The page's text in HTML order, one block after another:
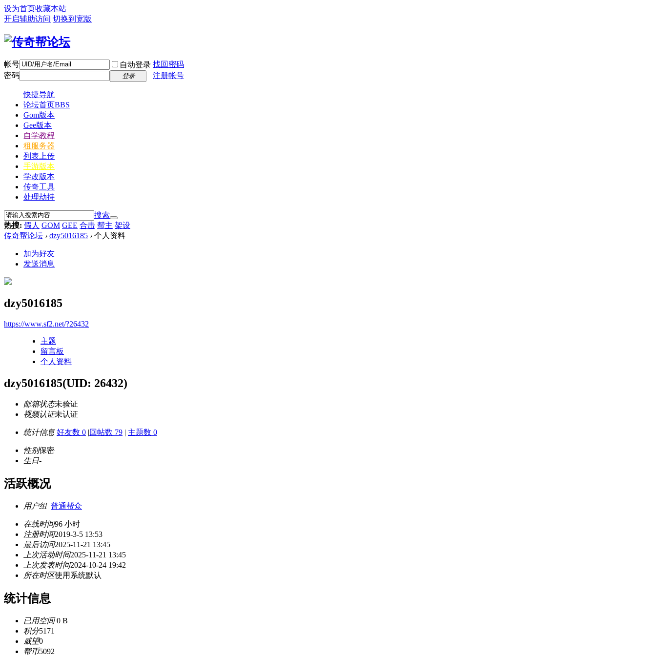
设为首页收藏本站
开启辅助访问 切换到宽版
帐号 自动登录 找回密码
密码
登录 注册帐号
快捷导航
论坛首页BBS
Gom版本
Gee版本
自学教程
租服务器
列表上传
手游版本
学改版本
传奇工具
处理劫持
搜索
热搜: 假人 GOM GEE 合击 帮主 架设
传奇帮论坛 › dzy5016185 › 个人资料
加为好友
发送消息
dzy5016185
https://www.sf2.net/?26432
主题
留言板
个人资料
dzy5016185(UID: 26432)
邮箱状态未验证
视频认证未认证
统计信息 好友数 0 |回帖数 79 | 主题数 0
性别保密
生日-
活跃概况
用户组 普通帮众
在线时间96 小时
注册时间2019-3-5 13:53
最后访问2025-11-21 13:45
上次活动时间2025-11-21 13:45
上次发表时间2024-10-24 19:42
所在时区使用系统默认
统计信息
已用空间0 B
积分5171
威望0
帮币5092